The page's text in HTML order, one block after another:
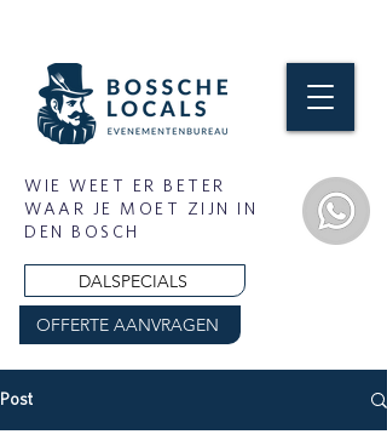
WIE WEET ER BETER
WAAR JE MOET ZIJN IN
DEN BOSCH
DALSPECIALS
OFFERTE AANVRAGEN
Post